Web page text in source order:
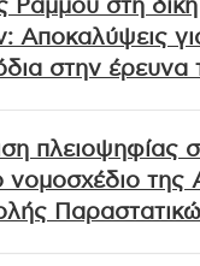
Ράμμου στη δίκη
Αποκαλύψεις
στην
πλειοψηφίας
νομοσχέδιο της